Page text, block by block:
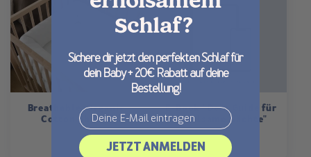
Breathable, Organic
Cotton Sheets
Regular
price
€123,50
E-Book "Dein Guide für
erholsame Nächte"
Regular
price
€24,70
Schlaf?
Sichere dir jetzt den perfekten Schlaf für
dein Baby + 20€ Rabatt auf deine
Bestellung!
Email
JETZT ANMELDEN